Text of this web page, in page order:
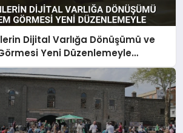
Dijital Varlığa Dönüşümü ve
Yeni Düzenlemeyle